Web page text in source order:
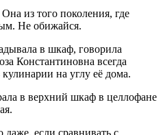
из того поколения, где
Не обижайся.
в шкаф, говорила
Константиновна всегда
на углу её дома.
в верхний шкаф в целлофане
если сравнивать с